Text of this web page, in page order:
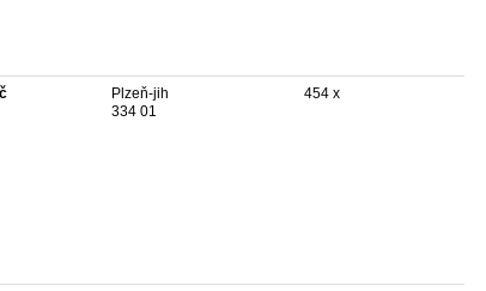
Plzeň-jih
334 01
454 x